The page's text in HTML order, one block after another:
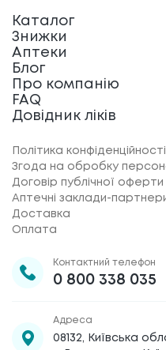
Каталог
Знижки
Аптеки
Блог
Про компанію
FAQ
Довідник ліків
Політика конфіденційності
Згода на обробку
Договір публічної оферти
Аптечні заклади-
Доставка
Оплата
Контактний телефон
0 800 338 035
Адреса
08132, Київська